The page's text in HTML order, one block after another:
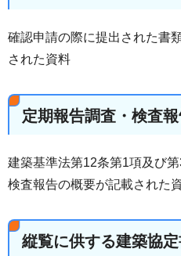
確認申請の際に提出された書
された資料
定期報告調査・検査
建築基準法第12条第1項及び
検査報告の概要が記載された
縦覧に供する建築協